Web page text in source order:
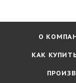
О
КАК